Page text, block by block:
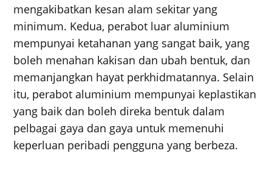
mengakibatkan kesan alam sekitar yang
minimum. Kedua, perabot luar aluminium
mempunyai ketahanan yang sangat baik, yang
boleh menahan kakisan dan ubah bentuk, dan
memanjangkan hayat perkhidmatannya. Selain
itu, perabot aluminium mempunyai keplastikan
yang baik dan boleh direka bentuk dalam
pelbagai gaya dan gaya untuk memenuhi
keperluan peribadi pengguna yang berbeza.